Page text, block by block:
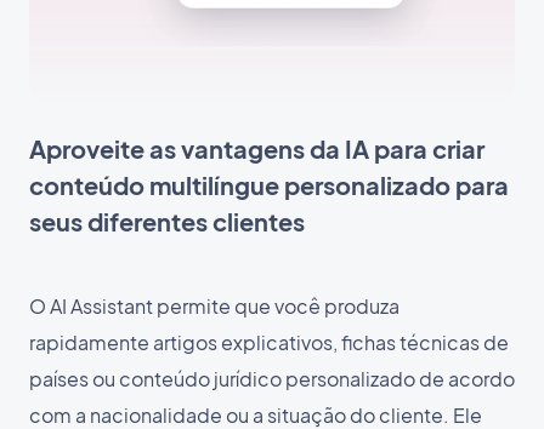
Aproveite as vantagens da IA para criar
conteúdo multilíngue personalizado para
seus diferentes clientes
O AI Assistant permite que você produza
rapidamente artigos explicativos, fichas técnicas de
países ou conteúdo jurídico personalizado de acordo
com a nacionalidade ou a situação do cliente. Ele